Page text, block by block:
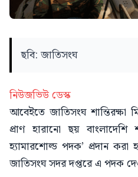
ছবি: জাতিসংঘ
নিউজভিউ ডেস্ক
আবেইতে জাতিসংঘ শান্তিরক্ষা
প্রাণ হারানো ছয় বাংলাদেশি
হ্যামারশোল্ড পদক’ প্রদান
জাতিসংঘ সদর দপ্তরে এ পদক